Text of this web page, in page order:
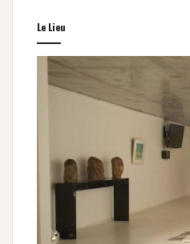
Le Lieu